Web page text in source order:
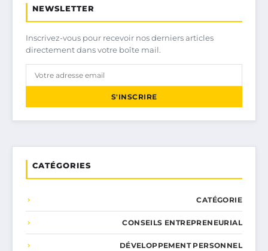
NEWSLETTER
Inscrivez-vous pour recevoir nos derniers articles
directement dans votre boîte mail.
S'INSCRIRE
CATÉGORIES
CATÉGORIE
CONSEILS ENTREPRENEURIAL
DÉVELOPPEMENT PERSONNEL